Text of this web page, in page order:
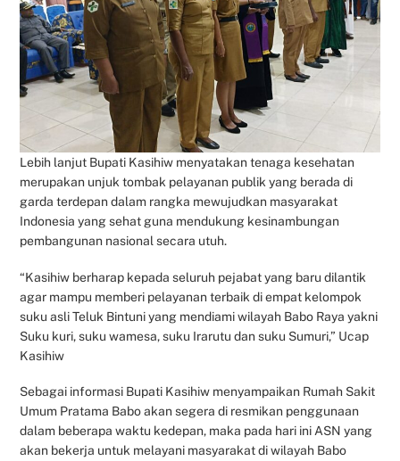
Lebih lanjut Bupati Kasihiw menyatakan tenaga kesehatan
merupakan unjuk tombak pelayanan publik yang berada di
garda terdepan dalam rangka mewujudkan masyarakat
Indonesia yang sehat guna mendukung kesinambungan
pembangunan nasional secara utuh.
“Kasihiw berharap kepada seluruh pejabat yang baru dilantik
agar mampu memberi pelayanan terbaik di empat kelompok
suku asli Teluk Bintuni yang mendiami wilayah Babo Raya yakni
Suku kuri, suku wamesa, suku Irarutu dan suku Sumuri,” Ucap
Kasihiw
Sebagai informasi Bupati Kasihiw menyampaikan Rumah Sakit
Umum Pratama Babo akan segera di resmikan penggunaan
dalam beberapa waktu kedepan, maka pada hari ini ASN yang
akan bekerja untuk melayani masyarakat di wilayah Babo